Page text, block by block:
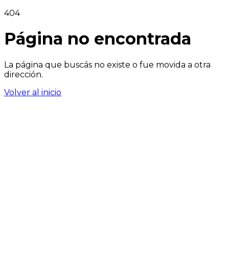
404
Página no encontrada
La página que buscás no existe o fue movida a otra
dirección.
Volver al inicio